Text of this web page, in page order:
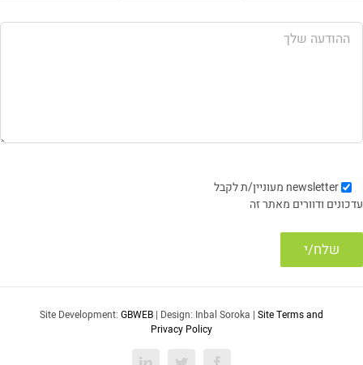
newsletter מעוניין/ת לקבל
עדכונים ודוורים מאתר זה
Site Development: GBWEB | Design: Inbal Soroka | Site Terms and
Privacy Policy
Facebook
Twitter
LinkedIn